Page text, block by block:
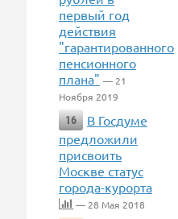
первый год
действия
"гарантированного
пенсионного
плана" — 21
Ноября 2019
16
В Госдуме
предложили
присвоить
Москве статус
города-курорта
— 28 Мая 2018